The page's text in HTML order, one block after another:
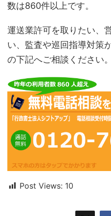
数は860件以上です。
運送業許可を取りたい、
い、監査や巡回指導対策
の下記へご相談ください。
Post Views: 10